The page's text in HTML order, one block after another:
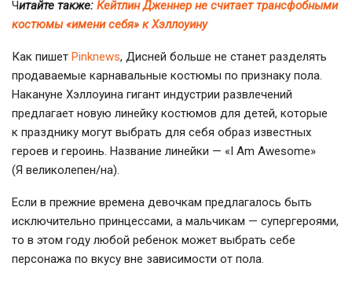
Читайте также: Кейтлин Дженнер не считает трансфобными
костюмы «имени себя» к Хэллоуину
Как пишет Pinknews, Дисней больше не станет разделять
продаваемые карнавальные костюмы по признаку пола.
Накануне Хэллоуина гигант индустрии развлечений
предлагает новую линейку костюмов для детей, которые
к празднику могут выбрать для себя образ известных
героев и героинь. Название линейки — «I Am Awesome»
(Я великолепен/на).
Если в прежние времена девочкам предлагалось быть
исключительно принцессами, а мальчикам — супергероями,
то в этом году любой ребенок может выбрать себе
персонажа по вкусу вне зависимости от пола.